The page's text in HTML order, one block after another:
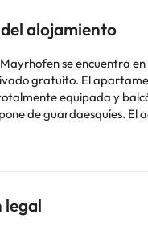
alojamiento
se encuentra
de cama, toallas, TV de pantalla plana con canales vía satélite, zona de
y balcón con vistas a la
no se pueden celebrar
puedes utilizar el
legal